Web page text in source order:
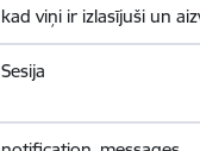
kad viņi ir izlasījuši un
Sesija